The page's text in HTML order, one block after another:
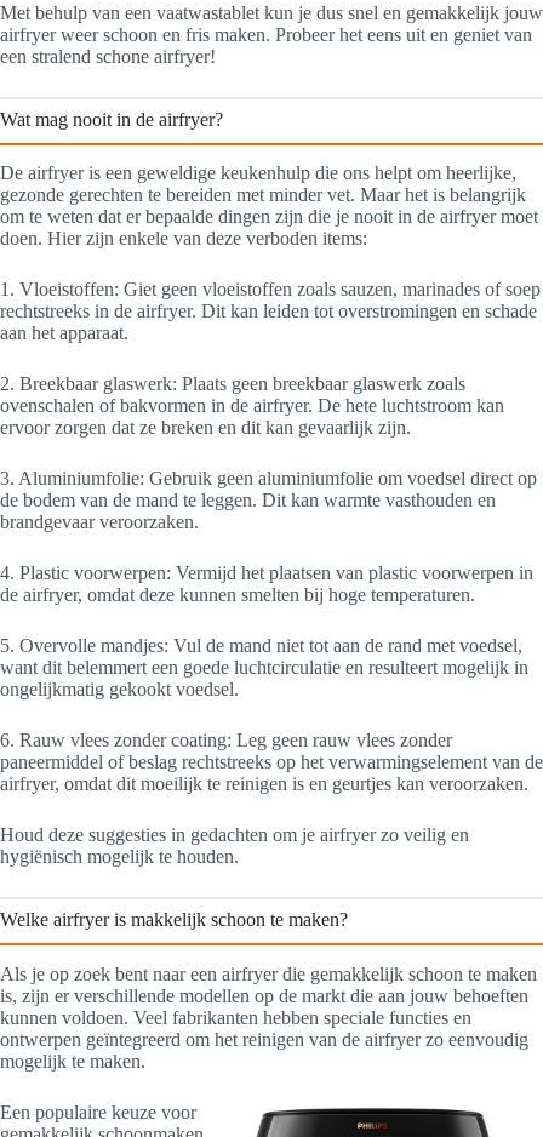
Met behulp van een vaatwastablet kun je dus snel en gemakkelijk jouw
airfryer weer schoon en fris maken. Probeer het eens uit en geniet van
een stralend schone airfryer!
Wat mag nooit in de airfryer?
De airfryer is een geweldige keukenhulp die ons helpt om heerlijke,
gezonde gerechten te bereiden met minder vet. Maar het is belangrijk
om te weten dat er bepaalde dingen zijn die je nooit in de airfryer moet
doen. Hier zijn enkele van deze verboden items:
1. Vloeistoffen: Giet geen vloeistoffen zoals sauzen, marinades of soep
rechtstreeks in de airfryer. Dit kan leiden tot overstromingen en schade
aan het apparaat.
2. Breekbaar glaswerk: Plaats geen breekbaar glaswerk zoals
ovenschalen of bakvormen in de airfryer. De hete luchtstroom kan
ervoor zorgen dat ze breken en dit kan gevaarlijk zijn.
3. Aluminiumfolie: Gebruik geen aluminiumfolie om voedsel direct op
de bodem van de mand te leggen. Dit kan warmte vasthouden en
brandgevaar veroorzaken.
4. Plastic voorwerpen: Vermijd het plaatsen van plastic voorwerpen in
de airfryer, omdat deze kunnen smelten bij hoge temperaturen.
5. Overvolle mandjes: Vul de mand niet tot aan de rand met voedsel,
want dit belemmert een goede luchtcirculatie en resulteert mogelijk in
ongelijkmatig gekookt voedsel.
6. Rauw vlees zonder coating: Leg geen rauw vlees zonder
paneermiddel of beslag rechtstreeks op het verwarmingselement van de
airfryer, omdat dit moeilijk te reinigen is en geurtjes kan veroorzaken.
Houd deze suggesties in gedachten om je airfryer zo veilig en
hygiënisch mogelijk te houden.
Welke airfryer is makkelijk schoon te maken?
Als je op zoek bent naar een airfryer die gemakkelijk schoon te maken
is, zijn er verschillende modellen op de markt die aan jouw behoeften
kunnen voldoen. Veel fabrikanten hebben speciale functies en
ontwerpen geïntegreerd om het reinigen van de airfryer zo eenvoudig
mogelijk te maken.
Een populaire keuze voor